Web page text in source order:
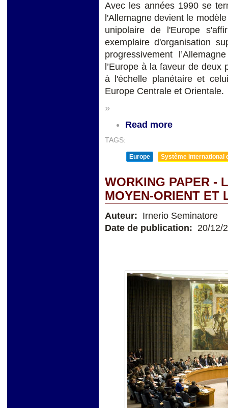
Avec les années 1990 se
l'Allemagne devient le
unipolaire de l'Europe
exemplaire d'organisation
progressivement
l’Europe à la faveur de
à l'échelle planétaire et
Europe Centrale et Orientale.
»
Read more
TAGS:
Europe Système international
WORKING PAPER -
MOYEN-ORIENT ET
Auteur: Irnerio Seminatore
Date de publication: 20/12/